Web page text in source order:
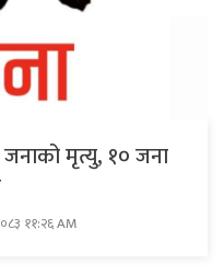
जनाको मृत्यु, १० जना
११:२६ AM